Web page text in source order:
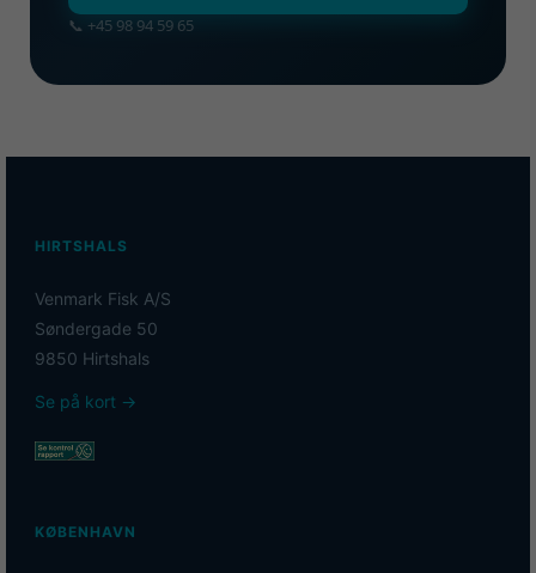
📞 +45 98 94 59 65
HIRTSHALS
Venmark Fisk A/S
Søndergade 50
9850 Hirtshals
Se på kort →
KØBENHAVN